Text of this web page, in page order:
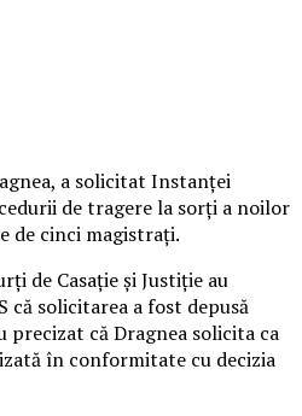
a solicitat Instanţei
de tragere la sorţi a noilor
de cinci magistraţi.
de Casaţie şi Justiţie au
că solicitarea a fost depusă
precizat că Dragnea solicita ca
în conformitate cu decizia